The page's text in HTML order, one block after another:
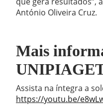
António Oliveira Cruz.
Mais
Assista na íntegra a
https://youtu.be/